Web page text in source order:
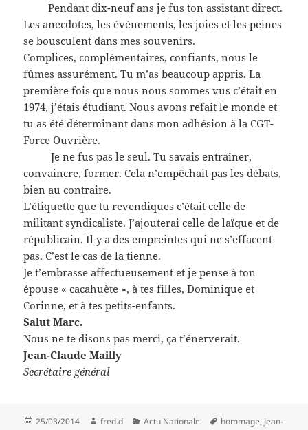
Pendant dix-neuf ans je fus ton assistant direct.
Les anecdotes, les événements, les joies et les peines
se bousculent dans mes souvenirs.
Complices, complémentaires, confiants, nous le
fûmes assurément. Tu m’as beaucoup appris. La
première fois que nous nous sommes vus c’était en
1974, j’étais étudiant. Nous avons refait le monde et
tu as été déterminant dans mon adhésion à la CGT-
Force Ouvrière.
Je ne fus pas le seul. Tu savais entraîner,
convaincre, former. Cela n’empêchait pas les débats,
bien au contraire.
L’étiquette que tu revendiques c’était celle de
militant syndicaliste. J’ajouterai celle de laïque et de
républicain. Il y a des empreintes qui ne s’effacent
pas. C’est le cas de la tienne.
Je t’embrasse affectueusement et je pense à ton
épouse « cacahuète », à tes filles, Dominique et
Corinne, et à tes petits-enfants.
Salut Marc.
Nous ne te disons pas merci, ça t’énerverait.
Jean-Claude Mailly
Secrétaire général
Publié
25/03/2014 Auteur
fred.d Catégories
Actu Nationale
Mots-
hommage, Jean-